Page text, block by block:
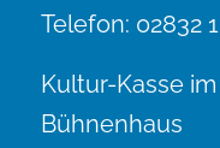
Telefon: 02832
Kultur-Kasse
Bühnenhaus